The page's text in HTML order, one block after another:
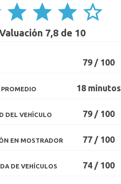
star star star star_border
7,8 de 10
79 / 100
PROMEDIO 18 minutos
DEL VEHÍCULO 79 / 100
EN MOSTRADOR 77 / 100
DE VEHÍCULOS 74 / 100